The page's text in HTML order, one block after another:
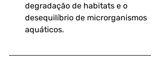
degradação de habitats e o
desequilíbrio de microrganismos
aquáticos.